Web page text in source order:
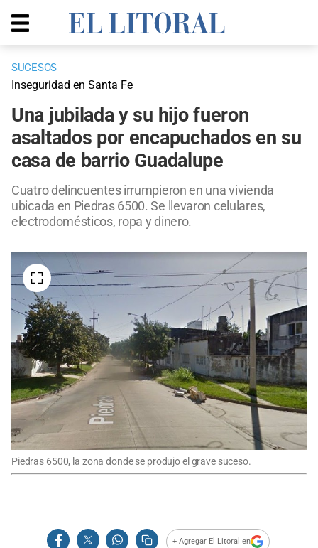
SUCESOS
Inseguridad en Santa Fe
Una jubilada y su hijo fueron
asaltados por encapuchados en su
casa de barrio Guadalupe
Cuatro delincuentes irrumpieron en una vivienda
ubicada en Piedras 6500. Se llevaron celulares,
electrodomésticos, ropa y dinero.
Piedras 6500, la zona donde se produjo el grave suceso.
+ Agregar El Litoral en